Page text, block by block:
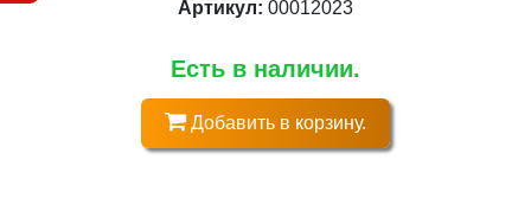
Артикул: 00012023
Есть в наличии.
Добавить в корзину.